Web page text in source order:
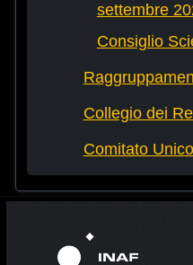
settembre
Consiglio
Collegio dei
Comitato